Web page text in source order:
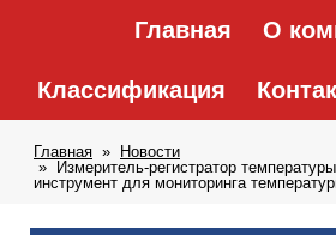
Главная О
Классификация
Главная
Новости
Измеритель-регистратор
инструмент для мониторинга